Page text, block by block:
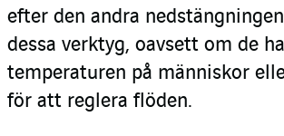
efter den andra
dessa verktyg, oavsett om de
temperaturen på människor
för att reglera flöden.